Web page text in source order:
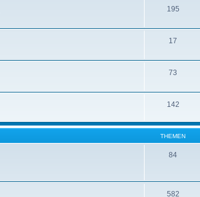
195
17
73
142
THEMEN
84
582